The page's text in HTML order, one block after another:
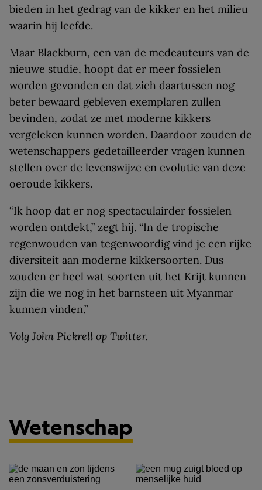
bieden in het gedrag van de kikker en het milieu
waarin hij leefde.
Maar Blackburn, een van de medeauteurs van de
nieuwe studie, hoopt dat er meer fossielen
worden gevonden en dat zich daartussen nog
beter bewaard gebleven exemplaren zullen
bevinden, zodat ze met moderne kikkers
vergeleken kunnen worden. Daardoor zouden de
wetenschappers gedetailleerder vragen kunnen
stellen over de levenswijze en evolutie van deze
oeroude kikkers.
“Ik hoop dat er nog spectaculairder fossielen
worden ontdekt,” zegt hij. “In de tropische
regenwouden van tegenwoordig vind je een rijke
diversiteit aan moderne kikkersoorten. Dus
zouden er heel wat soorten uit het Krijt kunnen
zijn die we nog in het barnsteen uit Myanmar
kunnen vinden.”
Volg John Pickrell op Twitter.
Wetenschap